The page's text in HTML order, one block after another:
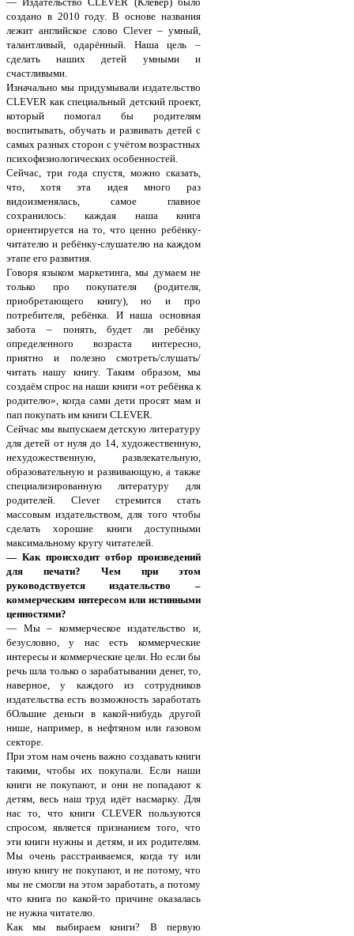
создано в 2010 году. В основе названия
лежит английское слово Clever – умный,
талантливый, одарённый. Наша цель –
сделать наших детей умными и
счастливыми.
Изначально мы придумывали издательство
CLEVER как специальный детский проект,
который помогал бы родителям
воспитывать, обучать и развивать детей с
самых разных сторон с учётом возрастных
психофизиологических особенностей.
Сейчас, три года спустя, можно сказать,
что, хотя эта идея много раз
видоизменялась, самое главное
сохранилось: каждая наша книга
ориентируется на то, что ценно ребёнку-
читателю и ребёнку-слушателю на каждом
этапе его развития.
Говоря языком маркетинга, мы думаем не
только про покупателя (родителя,
приобретающего книгу), но и про
потребителя, ребёнка. И наша основная
забота – понять, будет ли ребёнку
определенного возраста интересно,
приятно и полезно смотреть/слушать/
читать нашу книгу. Таким образом, мы
создаём спрос на наши книги «от ребёнка к
родителю», когда сами дети просят мам и
пап покупать им книги CLEVER.
Сейчас мы выпускаем детскую литературу
для детей от нуля до 14, художественную,
нехудожественную, развлекательную,
образовательную и развивающую, а также
специализированную литературу для
родителей. Clever стремится стать
массовым издательством, для того чтобы
сделать хорошие книги доступными
максимальному кругу читателей.
— Как происходит отбор произведений
для печати? Чем при этом
руководствуется издательство –
коммерческим интересом или истинными
ценностями?
— Мы – коммерческое издательство и,
безусловно, у нас есть коммерческие
интересы и коммерческие цели. Но если бы
речь шла только о зарабатывании денег, то,
наверное, у каждого из сотрудников
издательства есть возможность заработать
бОльшие деньги в какой-нибудь другой
нише, например, в нефтяном или газовом
секторе.
При этом нам очень важно создавать книги
такими, чтобы их покупали. Если наши
книги не покупают, и они не попадают к
детям, весь наш труд идёт насмарку. Для
нас то, что книги CLEVER пользуются
спросом, является признанием того, что
эти книги нужны и детям, и их родителям.
Мы очень расстраиваемся, когда ту или
иную книгу не покупают, и не потому, что
мы не смогли на этом заработать, а потому
что книга по какой-то причине оказалась
не нужна читателю.
Как мы выбираем книги? В первую